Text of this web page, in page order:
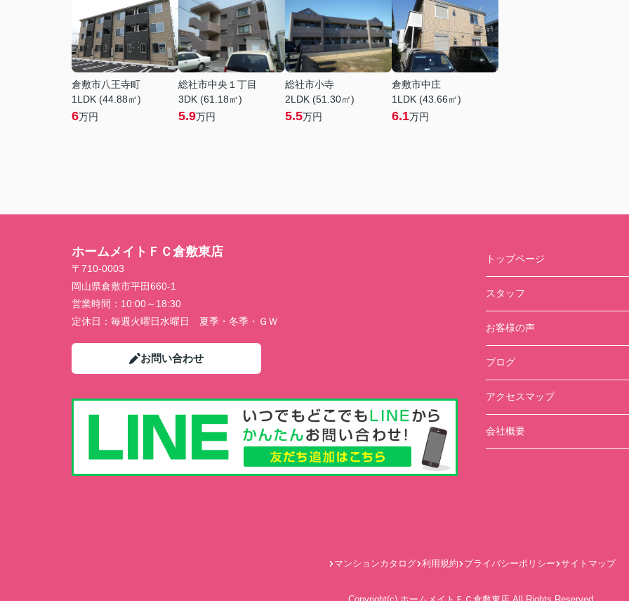
倉敷市八王寺町
1LDK (44.88㎡)
6万円
総社市中央１丁目
3DK (61.18㎡)
5.9万円
総社市小寺
2LDK (51.30㎡)
5.5万円
倉敷市中庄
1LDK (43.66㎡)
6.1万円
ホームメイトＦＣ倉敷東店
〒710-0003
岡山県倉敷市平田660-1
営業時間： 10:00～18:30
定休日： 毎週火曜日水曜日 夏季・冬季・ＧＷ
お問い合わせ
トップページ
スタッフ
お客様の声
ブログ
アクセスマップ
会社概要
マンションカタログ 利用規約 プライバシーポリシー サイトマップ